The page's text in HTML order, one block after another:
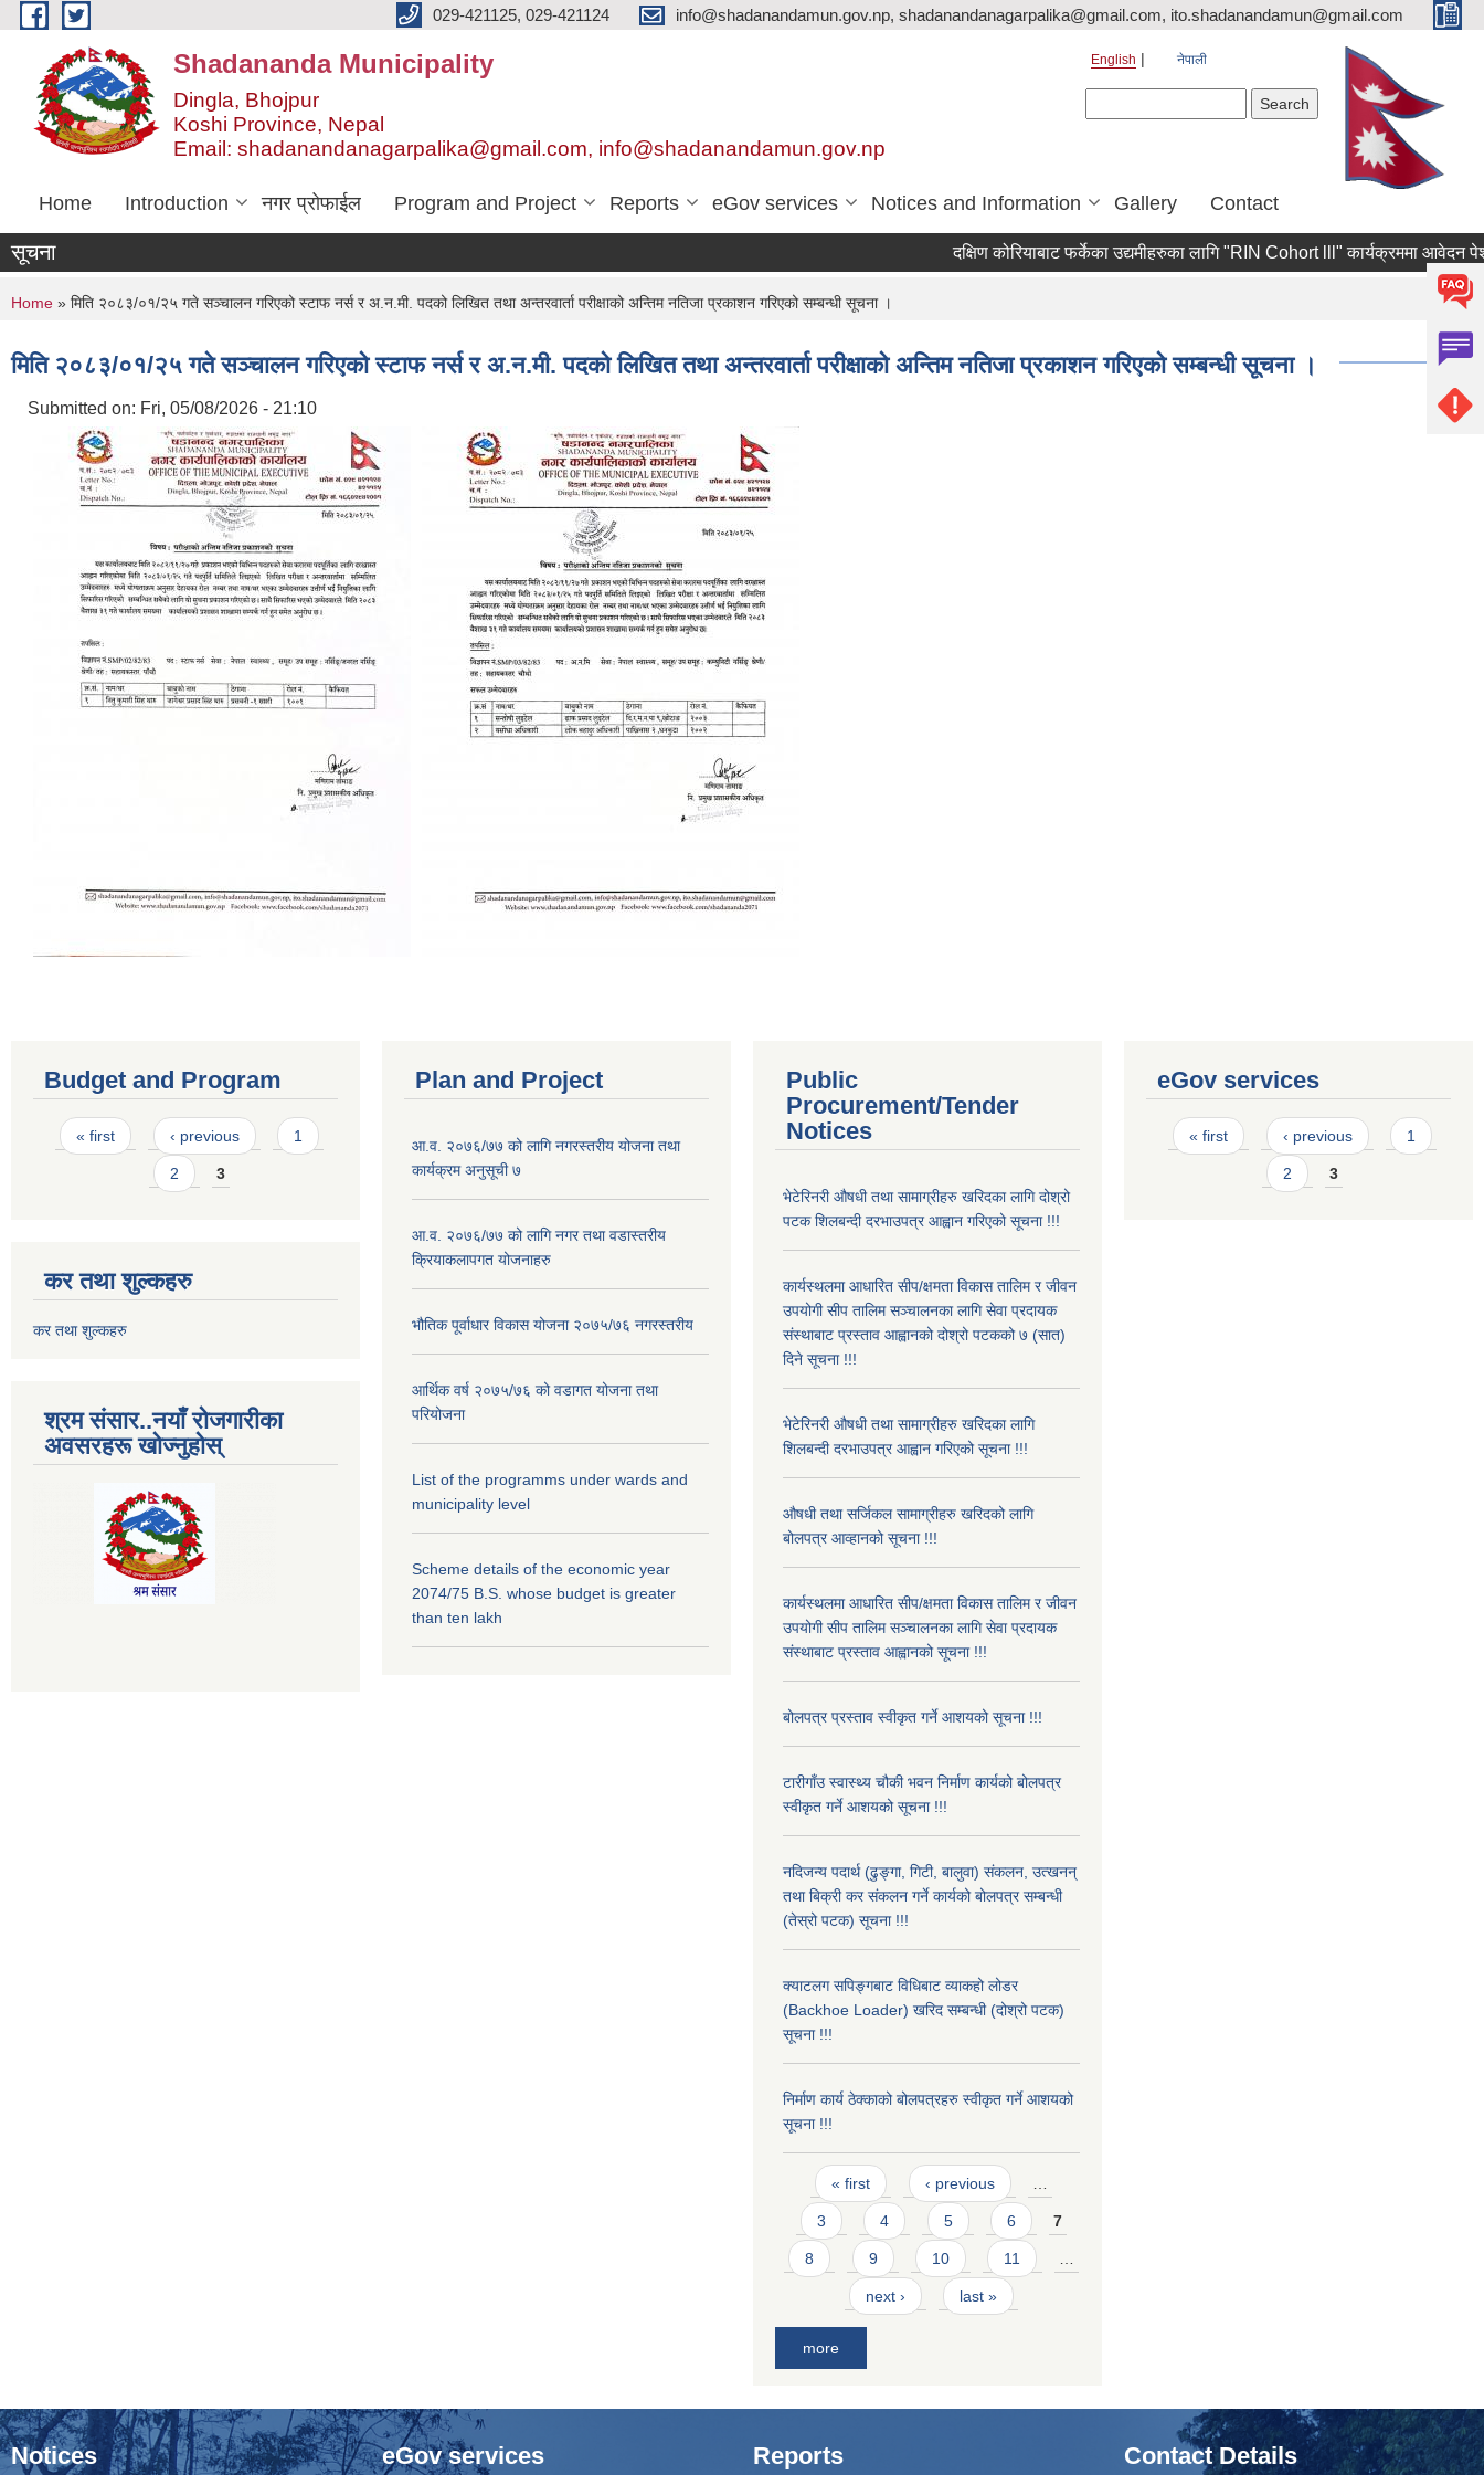
Skip to main content 029-421125, 029-421124 info@shadanandamun.gov.np, shadanandanagarpalika@gmail.com, ito.shadanandamun@gmail.com
Shadananda Municipality
Dingla, Bhojpur
Koshi Province, Nepal
Email: shadanandanagarpalika@gmail.com, info@shadanandamun.gov.np
English नेपाली
Home Introduction नगर प्रोफाईल Program and Project Reports eGov services Notices and Information Gallery Contact
सूचना दक्षिण कोरियाबाट फर्केका उद्यमीहरुका लागि "RIN Cohort lll" कार्यक्रममा आवेदन पेश
You are here
Home » मिति २०८३/०१/२५ गते सञ्चालन गरिएको स्टाफ नर्स र अ.न.मी. पदको लिखित तथा अन्तरवार्ता परीक्षाको अन्तिम नतिजा प्रकाशन गरिएको सम्बन्धी सूचना ।
मिति २०८३/०१/२५ गते सञ्चालन गरिएको स्टाफ नर्स र अ.न.मी. पदको लिखित तथा अन्तरवार्ता परीक्षाको अन्तिम नतिजा प्रकाशन गरिएको सम्बन्धी सूचना ।
Submitted on: Fri, 05/08/2026 - 21:10
Budget and Program
Pages
« first ‹ previous 1
2 3
कर तथा शुल्कहरु
कर तथा शुल्कहरु
श्रम संसार..नयाँ रोजगारीका
अवसरहरू खोज्नुहोस्
Plan and Project
आ.व. २०७६/७७ को लागि नगरस्तरीय योजना तथा
कार्यक्रम अनुसूची ७
आ.व. २०७६/७७ को लागि नगर तथा वडास्तरीय
क्रियाकलापगत योजनाहरु
भौतिक पूर्वाधार विकास योजना २०७५/७६ नगरस्तरीय
आर्थिक वर्ष २०७५/७६ को वडागत योजना तथा
परियोजना
List of the programms under wards and
municipality level
Scheme details of the economic year
2074/75 B.S. whose budget is greater
than ten lakh
Public
Procurement/Tender
Notices
भेटेरिनरी औषधी तथा सामाग्रीहरु खरिदका लागि दोश्रो
पटक शिलबन्दी दरभाउपत्र आह्वान गरिएको सूचना !!!
कार्यस्थलमा आधारित सीप/क्षमता विकास तालिम र जीवन
उपयोगी सीप तालिम सञ्चालनका लागि सेवा प्रदायक
संस्थाबाट प्रस्ताव आह्वानको दोश्रो पटकको ७ (सात)
दिने सूचना !!!
भेटेरिनरी औषधी तथा सामाग्रीहरु खरिदका लागि
शिलबन्दी दरभाउपत्र आह्वान गरिएको सूचना !!!
औषधी तथा सर्जिकल सामाग्रीहरु खरिदको लागि
बोलपत्र आव्हानको सूचना !!!
कार्यस्थलमा आधारित सीप/क्षमता विकास तालिम र जीवन
उपयोगी सीप तालिम सञ्चालनका लागि सेवा प्रदायक
संस्थाबाट प्रस्ताव आह्वानको सूचना !!!
बोलपत्र प्रस्ताव स्वीकृत गर्ने आशयको सूचना !!!
टारीगाँउ स्वास्थ्य चौकी भवन निर्माण कार्यको बोलपत्र
स्वीकृत गर्ने आशयको सूचना !!!
नदिजन्य पदार्थ (ढुङ्गा, गिटी, बालुवा) संकलन, उत्खनन्
तथा बिक्री कर संकलन गर्ने कार्यको बोलपत्र सम्बन्धी
(तेस्रो पटक) सूचना !!!
क्याटलग सपिङ्गबाट विधिबाट व्याकहो लोडर
(Backhoe Loader) खरिद सम्बन्धी (दोश्रो पटक)
सूचना !!!
निर्माण कार्य ठेक्काको बोलपत्रहरु स्वीकृत गर्ने आशयको
सूचना !!!
Pages
« first ‹ previous …
3 4 5 6 7
8 9 10 11 …
next › last »
more
eGov services
Pages
« first ‹ previous 1
2 3
Notices eGov services Reports Contact Details